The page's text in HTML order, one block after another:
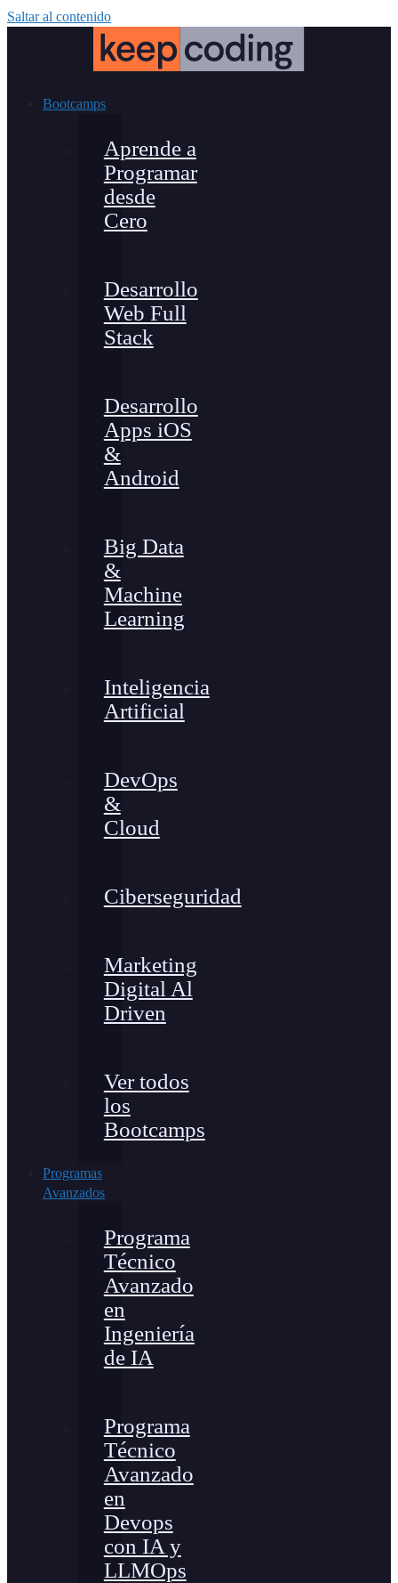
Saltar al contenido
Bootcamps
Aprende a
Programar
desde
Cero
Desarrollo
Web Full
Stack
Desarrollo
Apps iOS
&
Android
Big Data
&
Machine
Learning
Inteligencia
Artificial
DevOps
&
Cloud
Ciberseguridad
Marketing
Digital Al
Driven
Ver todos
los
Bootcamps
Programas
Avanzados
Programa
Técnico
Avanzado
en
Ingeniería
de IA
Programa
Técnico
Avanzado
en
Devops
con IA y
LLMOps